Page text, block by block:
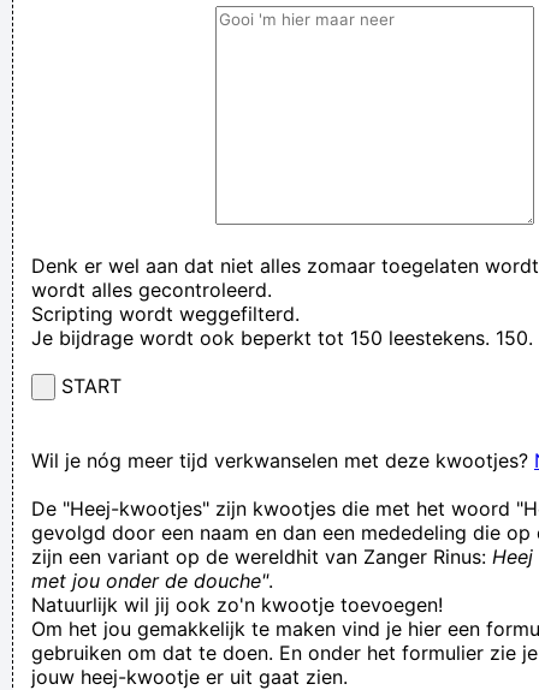
Denk er wel aan dat niet alles zomaar toegelaten
wordt alles gecontroleerd.
Scripting wordt weggefilterd.
Je bijdrage wordt ook beperkt tot 150 leestekens. 150.
START
Wil je nóg meer tijd verkwanselen met deze kwootjes?
De "Heej-kwootjes" zijn kwootjes die met het woord
gevolgd door een naam en dan een mededeling die op
zijn een variant op de wereldhit van Zanger Rinus:
met jou onder de douche".
Natuurlijk wil jij ook zo'n kwootje toevoegen!
Om het jou gemakkelijk te maken vind je hier een
gebruiken om dat te doen. En onder het formulier zie
jouw heej-kwootje er uit gaat zien.